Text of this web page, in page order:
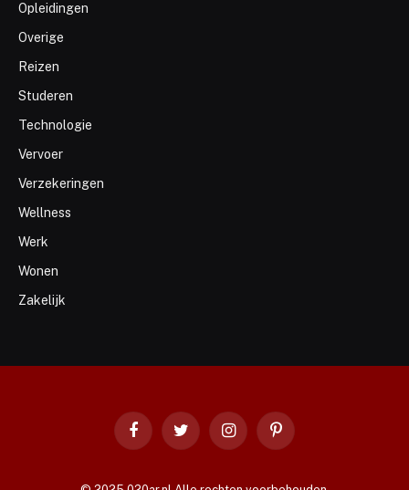
Opleidingen
Overige
Reizen
Studeren
Technologie
Vervoer
Verzekeringen
Wellness
Werk
Wonen
Zakelijk
FacebookTwitter InstagramPinterest